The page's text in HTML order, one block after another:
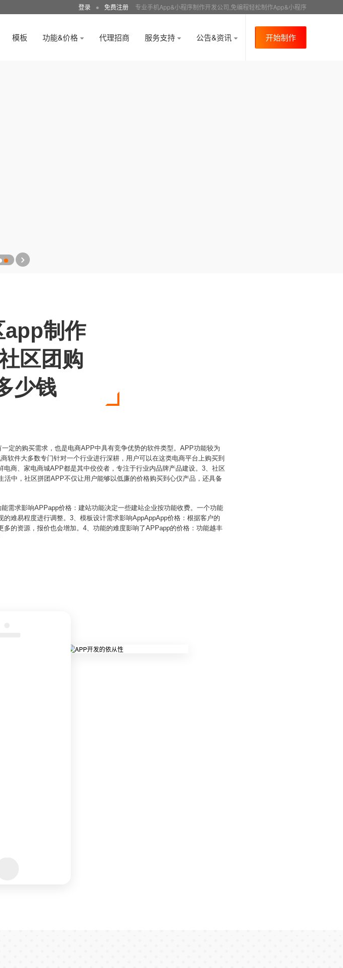
登录 ● 免费注册 专业手机App&小程序制作开发公司,免编程轻松制作App&小程序
模板 功能&价格 代理招商 服务支持 公告&资讯 开始制作
app制作
区团购
少钱
定的购买需求，也是电商APP中具有竞争优势的软件类型。APP功能较为
软件大多数专门针对一个行业进行深耕，用户可以在这类电商平台上购买到
商、家电商城APP都是其中佼佼者，专注于行业内品牌产品建设。3、社区
中，社区拼团APP不仅让用户能够以低廉的价格购买到心仪产品，还具备
需求影响APPapp价格：建站功能决定一些建站企业按功能收费。一个功能
难易程度进行调整。3、模板设计需求影响AppAppApp价格：根据客户的
的资源，报价也会增加。4、功能的难度影响了APPapp的价格：功能越丰